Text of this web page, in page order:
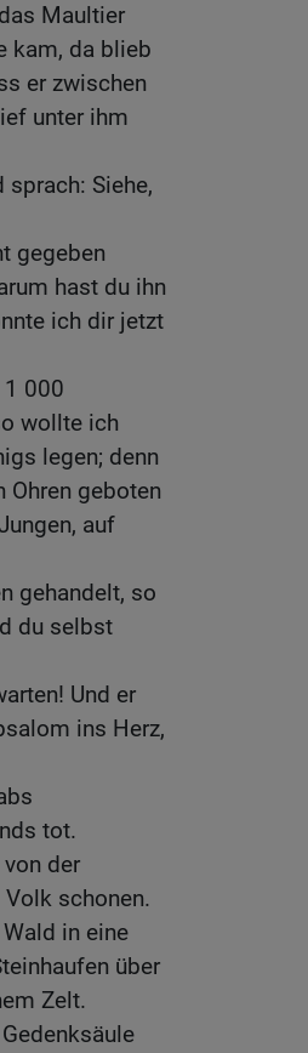
Maultier
kam, da blieb
er zwischen
unter ihm
sprach: Siehe,
gegeben
hast du ihn
ich dir jetzt
1 000
wollte ich
legen; denn
Ohren geboten
auf
gehandelt, so
du selbst
Und er
ins Herz,
tot.
der
schonen.
in eine
über
Zelt.